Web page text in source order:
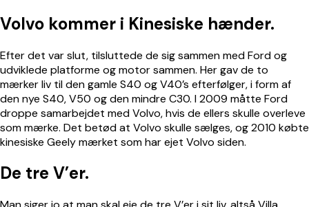
Volvo kommer i Kinesiske hænder.
Efter det var slut, tilsluttede de sig sammen med Ford og
udviklede platforme og motor sammen. Her gav de to
mærker liv til den gamle S40 og V40’s efterfølger, i form af
den nye S40, V50 og den mindre C30. I 2009 måtte Ford
droppe samarbejdet med Volvo, hvis de ellers skulle overleve
som mærke. Det betød at Volvo skulle sælges, og 2010 købte
kinesiske Geely mærket som har ejet Volvo siden.
De tre V’er.